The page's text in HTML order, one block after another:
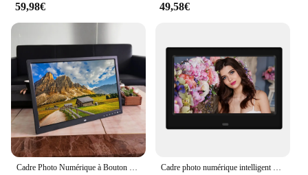
59,98€ 49,58€
Cadre Photo Numérique à Bouton Tactile de 17 Pouces, Album Électronique HDMI HD, Affichage Mural, Machine de Publicité Vidéo, Lecteur Vidéo Cadre photo numérique intelligent avec télécommande, cadre photo, WiFi, Cloud HD, 7 pouces, 800x480